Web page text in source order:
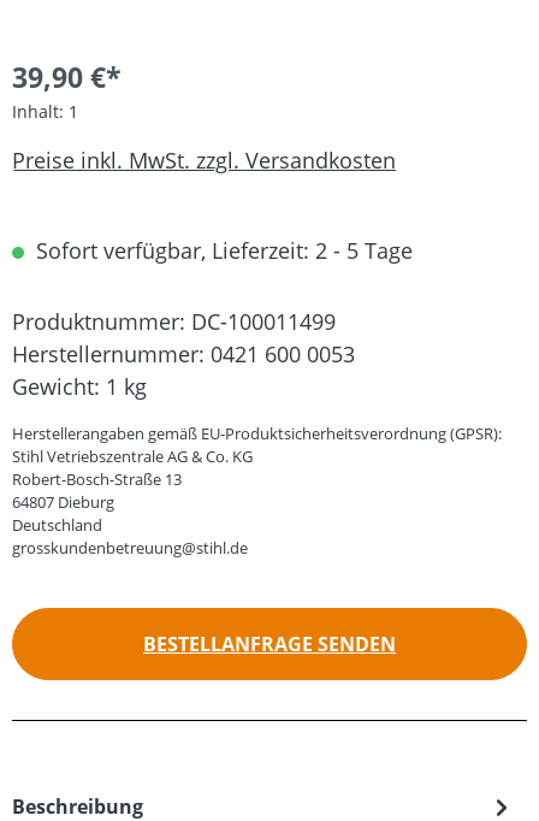
39,90 €*
Inhalt: 1
Preise inkl. MwSt. zzgl. Versandkosten
Sofort verfügbar, Lieferzeit: 2 - 5 Tage
Produktnummer: DC-100011499
Herstellernummer: 0421 600 0053
Gewicht: 1 kg
Herstellerangaben gemäß EU-Produktsicherheitsverordnung (GPSR):
Stihl Vetriebszentrale AG & Co. KG
Robert-Bosch-Straße 13
64807 Dieburg
Deutschland
grosskundenbetreuung@stihl.de
BESTELLANFRAGE SENDEN
Beschreibung